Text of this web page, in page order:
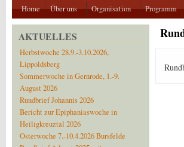
Home Über uns Organisation Programm
AKTUELLES
Herbstwoche 28.9.-3.10.2026,
Lippoldsberg
Sommerwoche in Gernrode, 1.-9.
August 2026
Rundbrief Johannis 2026
Bericht zur Epiphaniaswoche in
Heiligkreuztal 2026
Osterwoche 7.-10.4.2026 Bursfelde